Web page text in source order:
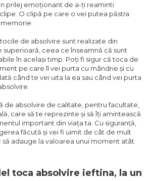
prilej emoționant de a-ți reaminti
O clipă pe care o vei putea păstra
de absolvire sunt realizate din
ceea ce înseamnă că sunt
în același timp. Poți fi sigur că toca de
pe care îl vei purta cu mândrie și cu
când te vei uita la ea sau când vei purta
de absolvire de calitate, pentru facultate,
care să te reprezinte și să îți amintească
important din viața ta. Cu siguranță,
făcută și vei fi uimit de cât de mult
adauge la valoarea unui moment atât
toca absolvire ieftina, la un